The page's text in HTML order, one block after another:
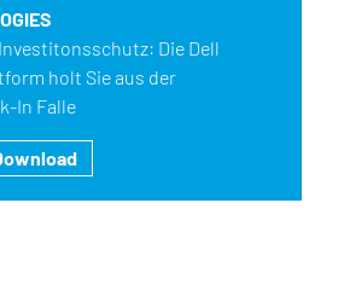
Die Dell
holt Sie aus der
In Falle